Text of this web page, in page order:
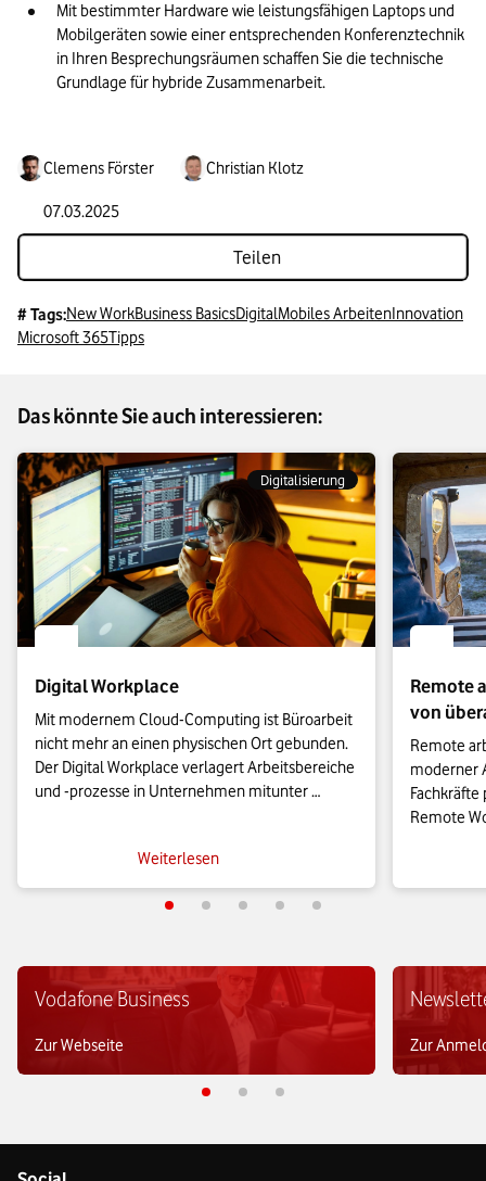
Mit bestimmter Hardware wie leistungsfähigen Laptops und
Mobilgeräten sowie einer entsprechenden Konferenztechnik
in Ihren Besprechungsräumen schaffen Sie die technische
Grundlage für hybride Zusammenarbeit.
Clemens Förster Christian Klotz
07.03.2025
Teilen
# Tags:New WorkBusiness BasicsDigitalMobiles ArbeitenInnovation
Microsoft 365Tipps
Das könnte Sie auch interessieren:
Digitalisierung
Digital Workplace
Mit modernem Cloud-Computing ist Büroarbeit
nicht mehr an einen physischen Ort gebunden.
Der Digital Workplace verlagert Arbeitsbereiche
und -prozesse in Unternehmen mitunter
Weiterlesen
Remote
von
Remote
moderner
Remote
nachhaltig
Berufswelt
Vodafone Business
Zur Webseite Zur